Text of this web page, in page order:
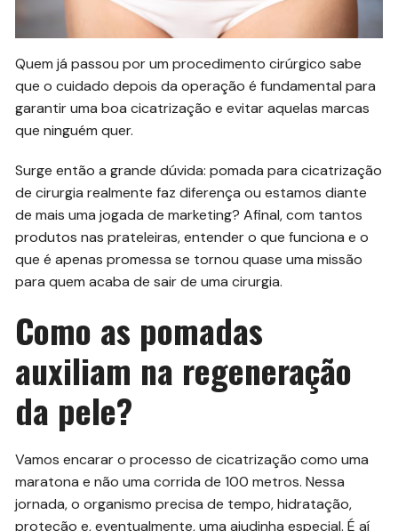
Quem já passou por um procedimento cirúrgico sabe
que o cuidado depois da operação é fundamental para
garantir uma boa cicatrização e evitar aquelas marcas
que ninguém quer.
Surge então a grande dúvida: pomada para cicatrização
de cirurgia realmente faz diferença ou estamos diante
de mais uma jogada de marketing? Afinal, com tantos
produtos nas prateleiras, entender o que funciona e o
que é apenas promessa se tornou quase uma missão
para quem acaba de sair de uma cirurgia.
Como as pomadas
auxiliam na regeneração
da pele?
Vamos encarar o processo de cicatrização como uma
maratona e não uma corrida de 100 metros. Nessa
jornada, o organismo precisa de tempo, hidratação,
proteção e, eventualmente, uma ajudinha especial. É aí